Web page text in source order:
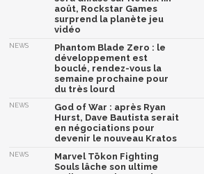
août, Rockstar Games
surprend la planète jeu
vidéo
NEWS
Phantom Blade Zero : le
développement est
bouclé, rendez-vous la
semaine prochaine pour
du très lourd
NEWS
God of War : après Ryan
Hurst, Dave Bautista serait
en négociations pour
devenir le nouveau Kratos
NEWS
Marvel Tōkon Fighting
Souls lâche son ultime